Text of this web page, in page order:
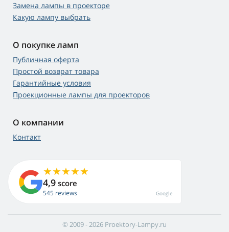
Замена лампы в проекторе
Какую лампу выбрать
О покупке ламп
Публичная оферта
Простой возврат товара
Гарантийные условия
Проекционные лампы для проекторов
О компании
Контакт
4,9 score
545 reviews Google
© 2009 - 2026 Proektory-Lampy.ru